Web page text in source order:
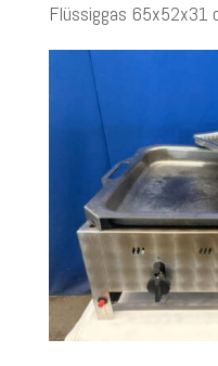
Flüssiggas 65x52x31